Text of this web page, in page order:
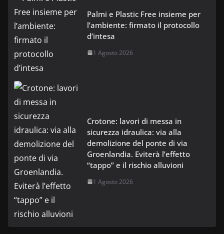
Palmi e Plastic Free insieme per
l’ambiente: firmato il protocollo
d’intesa
1 Agosto 2026
Crotone: lavori di messa in
sicurezza idraulica: via alla
demolizione del ponte di via
Groenlandia. Eviterà l’effetto
“tappo” e il rischio alluvioni
1 Agosto 2026